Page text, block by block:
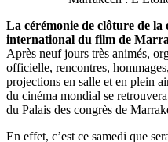
La cérémonie de clôture de la
international du film de
Après neuf jours très animés,
officielle, rencontres,
projections en salle et en plein
du cinéma mondial se
du Palais des congrès de
En effet, c’est ce samedi que